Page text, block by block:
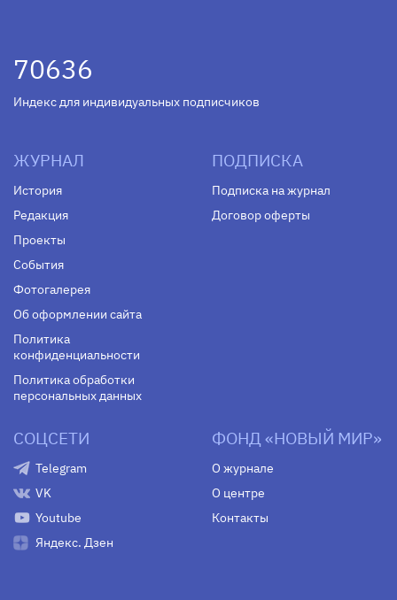
70636
Индекс для индивидуальных подписчиков
ЖУРНАЛ
История
Редакция
Проекты
События
Фотогалерея
Об оформлении сайта
Политика
конфиденциальности
Политика обработки
персональных данных
ПОДПИСКА
Подписка на журнал
Договор оферты
СОЦСЕТИ
Telegram
VK
Youtube
Яндекс. Дзен
ФОНД «НОВЫЙ МИР»
О журнале
О центре
Контакты